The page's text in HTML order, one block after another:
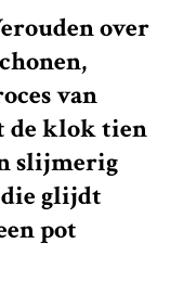
over
van
de klok tien
slijmerig
glijdt
pot